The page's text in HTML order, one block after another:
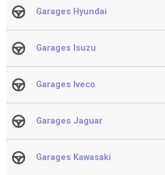
Garages Hyundai
Garages Isuzu
Garages Iveco
Garages Jaguar
Garages Kawasaki